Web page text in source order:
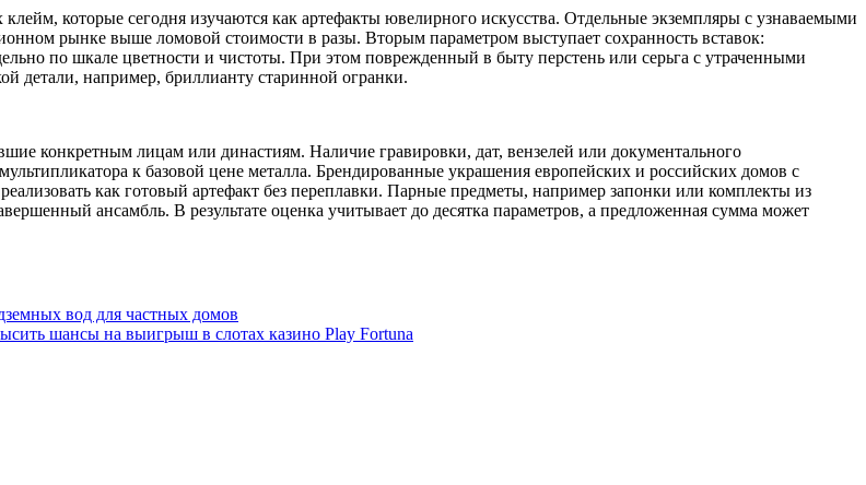
которые сегодня изучаются как артефакты ювелирного искусства. Отдельные экземпляры с узнаваемыми
рынке выше ломовой стоимости в разы. Вторым параметром выступает сохранность вставок:
по шкале цветности и чистоты. При этом поврежденный в быту перстень или серьга с утраченными
детали, например, бриллианту старинной огранки.
конкретным лицам или династиям. Наличие гравировки, дат, вензелей или документального
к базовой цене металла. Брендированные украшения европейских и российских домов с
как готовый артефакт без переплавки. Парные предметы, например запонки или комплекты из
ансамбль. В результате оценка учитывает до десятка параметров, а предложенная сумма может
вод для частных домов
шансы на выигрыш в слотах казино Play Fortuna